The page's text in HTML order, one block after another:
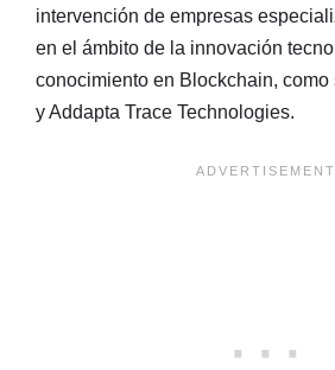
intervención de empresas
en el ámbito de la innovación
conocimiento en Blockchain, como
y Addapta Trace Technologies.